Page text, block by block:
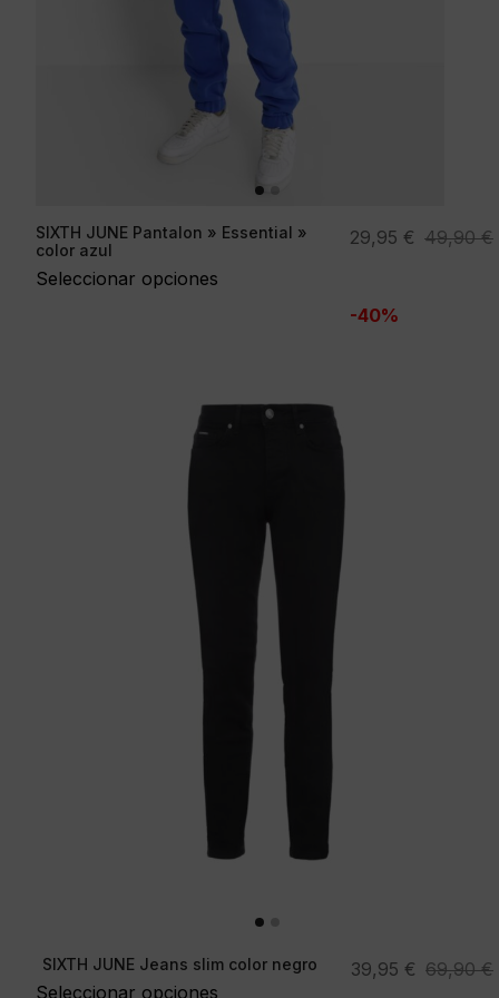
SIXTH JUNE Pantalon » Essential »
color azul
Seleccionar opciones
49,90€
El
era:
29,95 €
El
es:
-40%
SIXTH JUNE Jeans slim color negro
Seleccionar opciones
69,90€
El
39,95 €
El